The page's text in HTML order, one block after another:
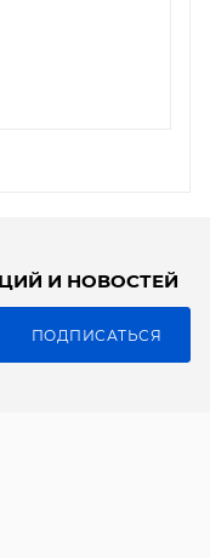
И НОВОСТЕЙ
ПОДПИСАТЬСЯ